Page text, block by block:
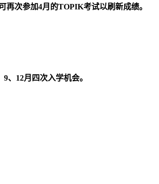
次参加4月的TOPIK考试以刷新成绩。
、12月四次入学机会。